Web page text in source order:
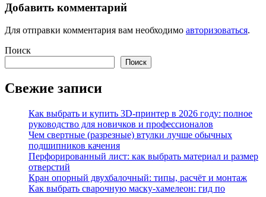
Добавить комментарий
Для отправки комментария вам необходимо авторизоваться.
Поиск
Поиск
Свежие записи
Как выбрать и купить 3D-принтер в 2026 году: полное
руководство для новичков и профессионалов
Чем свертные (разрезные) втулки лучше обычных
подшипников качения
Перфорированный лист: как выбрать материал и размер
отверстий
Кран опорный двухбалочный: типы, расчёт и монтаж
Как выбрать сварочную маску-хамелеон: гид по